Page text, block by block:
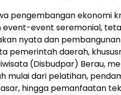
pengembangan ekonomi
event-event seremonial,
nyata dan
pemerintah daerah,
(Disbudpar) Berau,
mulai dari pelatihan,
hingga pemanfaatan